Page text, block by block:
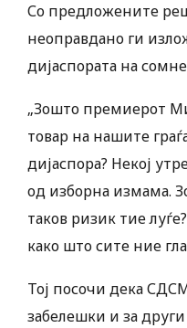
Со предложените
неоправдано ги
дијаспората на
„Зошто премиерот
товар на нашите
дијаспора? Некој
од изборна измама.
таков ризик тие
како што сите ние
Тој посочи дека
забелешки и за